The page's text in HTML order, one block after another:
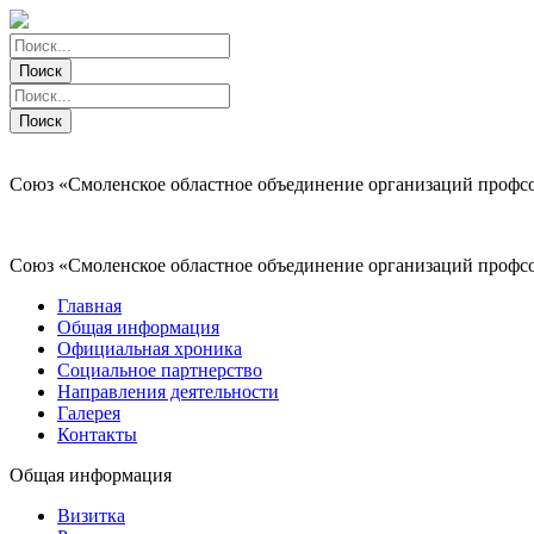
Поиск
Поиск
Поиск
Поиск
Союз «Смоленское областное объединение организаций
Союз «Смоленское областное объединение организаций
Главная
Общая информация
Официальная хроника
Социальное партнерство
Направления деятельности
Галерея
Контакты
Общая информация
Визитка